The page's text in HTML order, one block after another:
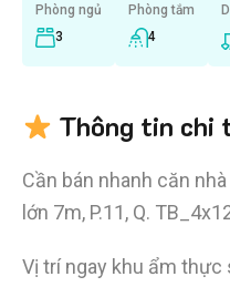
Phòng ngủ
3
Phòng tắm
4
Thông tin chi
Cần bán nhanh căn
lớn 7m, P.11, Q.
Vị trí ngay khu ẩm thực